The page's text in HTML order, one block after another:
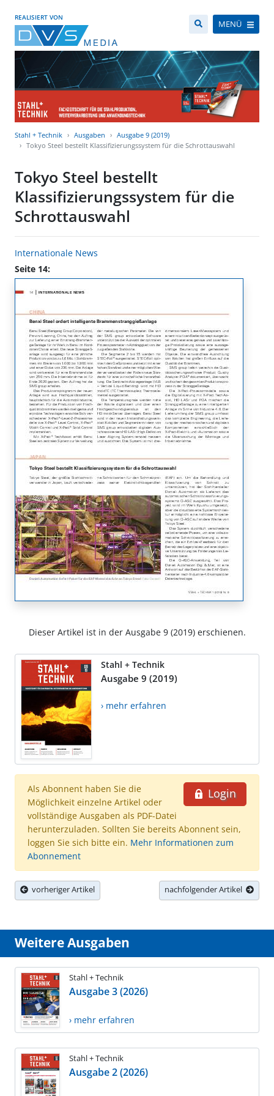
REALISIERT VON
MENÜ
Stahl + Technik Ausgaben
Ausgabe 9 (2019)
Tokyo Steel bestellt Klassifizierungssystem für die Schrottauswahl
Tokyo Steel bestellt
Klassifizierungssystem für die
Schrottauswahl
Internationale News
Seite 14:
Dieser Artikel ist in der Ausgabe 9 (2019) erschienen.
Stahl + Technik
Ausgabe 9 (2019)
› mehr erfahren
Login
Als Abonnent haben Sie die
Möglichkeit einzelne Artikel oder
vollständige Ausgaben als PDF-Datei
herunterzuladen. Sollten Sie bereits Abonnent sein,
loggen Sie sich bitte ein. Mehr Informationen zum
Abonnement
vorheriger Artikel nachfolgender Artikel
Weitere Ausgaben
Stahl + Technik
Ausgabe 3 (2026)
› mehr erfahren
Stahl + Technik
Ausgabe 2 (2026)